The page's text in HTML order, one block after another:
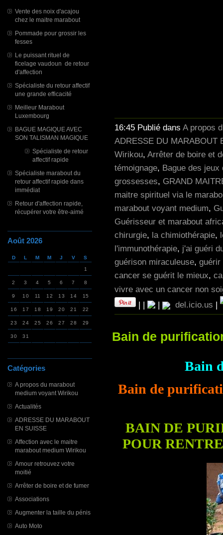
Vente des noix d'acajou
chez le maitre marabout
Pommade pour grossir les
fesses
Le puissant rituel de
ficelage vaudoun de retour
d'affection
Spécialiste du retour affectif
une grande efficacité
Meilleur Marabout
Luxembourg
BAGUE MAGIQUE AVEC
SON TALISMAN MAGIQUE
Spécialiste de retour
affectif rapide
Spécialiste marabout du
retour affectif rapide dans
immédiat
Retour d'affection rapide,
récupérer votre être-aimé
Août 2026
D L M M J V S
1
2 3 4 5 6 7 8
9 10 11 12 13 14 15
16 17 18 19 20 21 22
23 24 25 26 27 28 29
30 31
Catégories
A propos du marabout
medium voyant Wirikou
Actualités
ADRESSE DU MARABOUT
EN SUISSE
Affection avec le maitre
marabout medium Wirikou
Amour retrouvez votre
moitié
Arrêter de boire et de fumer
Associations
Augmenter la taille du pénis
Auto Moto
16:45 Publié dans A propos
ADRESSE DU MARABOUT
Wirikou, Arrêter de boire et
témoignage, Bague des jeux
grossesses, GRAND
maitre spirituel via le
marabout voyant medium,
Guérisseur et marabout
chirurgie, la chimiothérapie,
l'immunothérapie, j'ai guéri
guérison miraculeuse, guérir
cancer se guérit le mieux,
vivre avec un cancer non
| | | del.icio.us |
Bain de
Bain
Bain de
BAIN DE
POUR